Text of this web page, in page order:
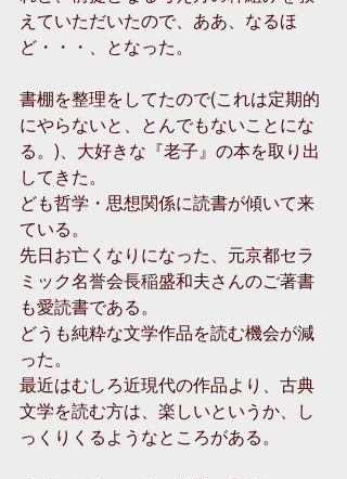
えていただいたので、ああ、なるほ
ど・・・、となった。
書棚を整理をしてたので(これは定期的
にやらないと、とんでもないことにな
る。)、大好きな『老子』の本を取り出
してきた。
ども哲学・思想関係に読書が傾いて来
ている。
先日お亡くなりになった、元京都セラ
ミック名誉会長稲盛和夫さんのご著書
も愛読書である。
どうも純粋な文学作品を読む機会が減
った。
最近はむしろ近現代の作品より、古典
文学を読む方は、楽しいというか、し
っくりくるようなところがある。